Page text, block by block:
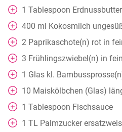
1 Tablespoon Erdnussbutter
400 ml Kokosmilch
2 Paprikaschote(n) rot in
3 Frühlingszwiebel(n) in
1 Glas kl.
10 Maiskölbchen (Glas)
1 Tablespoon Fischsauce
1 TL Palmzucker